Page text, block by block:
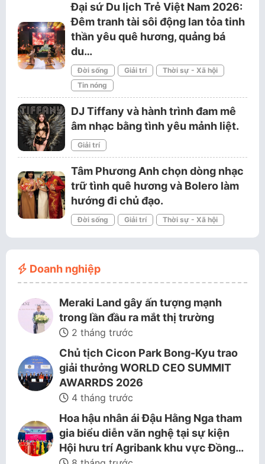
Đại sứ Du lịch Trẻ Việt Nam 2026:
Đêm tranh tài sôi động lan tỏa tinh
thần yêu quê hương, quảng bá
du…
Đời sống Giải trí
Thời sự - Xã hội
Tin nóng
DJ Tiffany và hành trình đam mê
âm nhạc bằng tình yêu mảnh liệt.
Giải trí
Tâm Phương Anh chọn dòng nhạc
trữ tình quê hương và Bolero làm
hướng đi chủ đạo.
Đời sống Giải trí Thời sự - Xã hội
Doanh nghiệp
Meraki Land gây ấn tượng mạnh
trong lần đầu ra mắt thị trường
2 tháng trước
Chủ tịch Cicon Park Bong-Kyu trao
giải thưởng WORLD CEO SUMMIT
AWARRDS 2026
4 tháng trước
Hoa hậu nhân ái Đậu Hằng Nga tham
gia biểu diễn văn nghệ tại sự kiện
Hội hưu trí Agribank khu vực Đồng…